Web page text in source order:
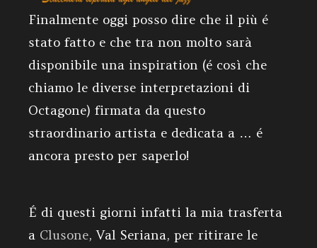
Finalmente oggi posso dire che il più é
stato fatto e che tra non molto sarà
disponibile una inspiration (é così che
chiamo le diverse interpretazioni di
Octagone) firmata da questo
straordinario artista e dedicata a … é
ancora presto per saperlo!
É di questi giorni infatti la mia trasferta
a Clusone, Val Seriana, per ritirare le